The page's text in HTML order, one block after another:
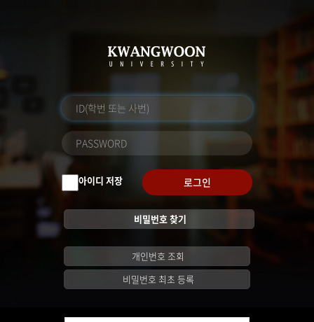
아이디 저장 로그인
비밀번호 찾기
개인번호 조회
비밀번호 최초 등록